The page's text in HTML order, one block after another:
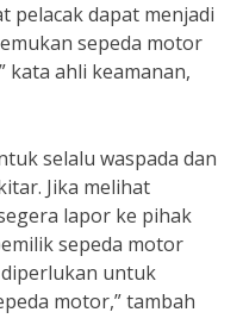
pelacak dapat menjadi
sepeda motor
kata ahli keamanan,
selalu waspada dan
Jika melihat
lapor ke pihak
sepeda motor
untuk
motor,” tambah